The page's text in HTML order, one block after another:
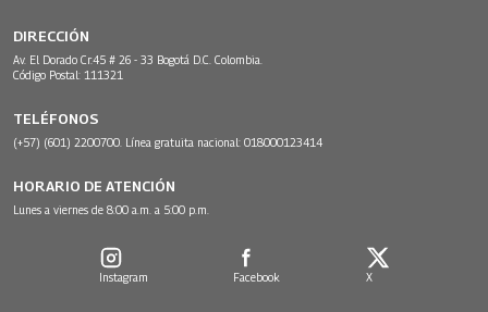
DIRECCIÓN
Av. El Dorado Cr.45 # 26 - 33 Bogotá D.C. Colombia.
Código Postal: 111321
TELÉFONOS
(+57) (601) 2200700. Línea gratuita nacional: 018000123414
HORARIO DE ATENCIÓN
Lunes a viernes de 8:00 a.m. a 5:00 p.m.
Instagram Facebook X